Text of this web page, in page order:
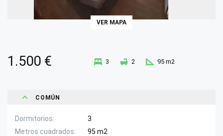
VER MAPA
1.500 € 3 2 95 m2
COMÚN
Dormitorios
3
Metros cuadrados
95 m2